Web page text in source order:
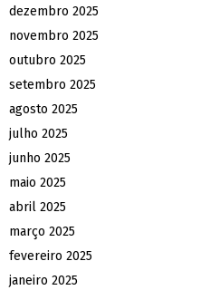
dezembro 2025
novembro 2025
outubro 2025
setembro 2025
agosto 2025
julho 2025
junho 2025
maio 2025
abril 2025
março 2025
fevereiro 2025
janeiro 2025